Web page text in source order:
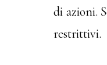
di azioni.
restrittivi.